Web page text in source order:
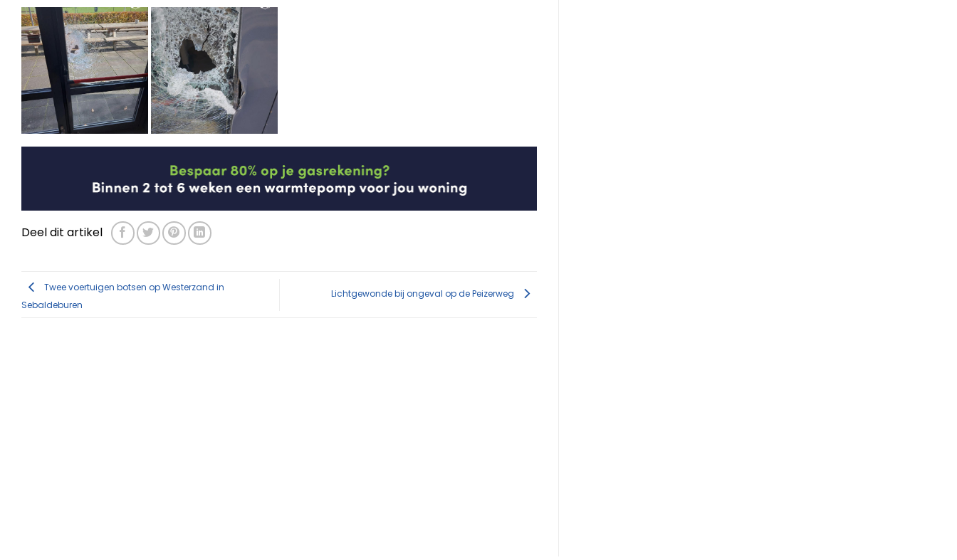
Deel dit artikel
Twee voertuigen botsen op Westerzand in
Sebaldeburen
Lichtgewonde bij ongeval op de Peizerweg